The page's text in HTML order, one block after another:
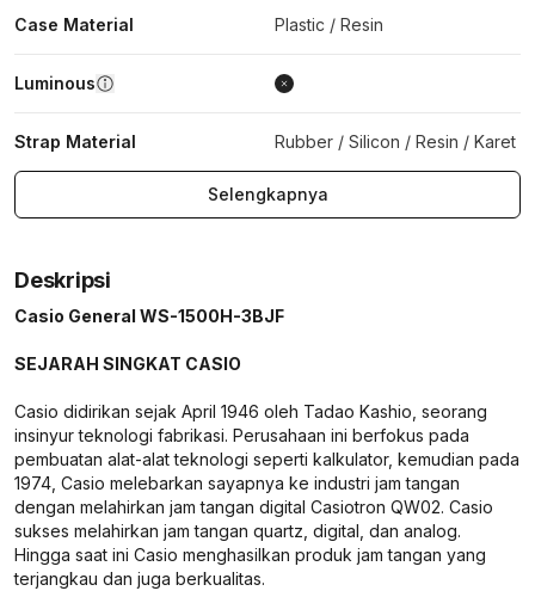
Case Material Plastic / Resin
Luminous
Strap Material Rubber / Silicon / Resin / Karet
Selengkapnya
Deskripsi
Casio General WS-1500H-3BJF
SEJARAH SINGKAT CASIO
Casio didirikan sejak April 1946 oleh Tadao Kashio, seorang
insinyur teknologi fabrikasi. Perusahaan ini berfokus pada
pembuatan alat-alat teknologi seperti kalkulator, kemudian pada
1974, Casio melebarkan sayapnya ke industri jam tangan
dengan melahirkan jam tangan digital Casiotron QW02. Casio
sukses melahirkan jam tangan quartz, digital, dan analog.
Hingga saat ini Casio menghasilkan produk jam tangan yang
terjangkau dan juga berkualitas.